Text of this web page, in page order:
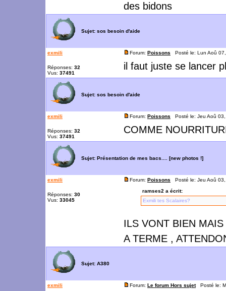
des bidons
Sujet: sos besoin d'aide
exmili
Réponses: 32
Vus: 37491
Forum: Poissons Posté le: Lun Aoû
il faut juste se lancer
Sujet: sos besoin d'aide
exmili
Réponses: 32
Vus: 37491
Forum: Poissons Posté le: Jeu Aoû
COMME
Sujet: Présentation de mes bacs.... [new photos !]
exmili
Réponses: 30
Vus: 33045
Forum: Poissons Posté le: Jeu Aoû
ramses2 a écrit:
Exmili tes Scalaires?
ILS VONT BIEN
A TERME ,
Sujet: A380
exmili Forum: Le forum Hors sujetPosté le: